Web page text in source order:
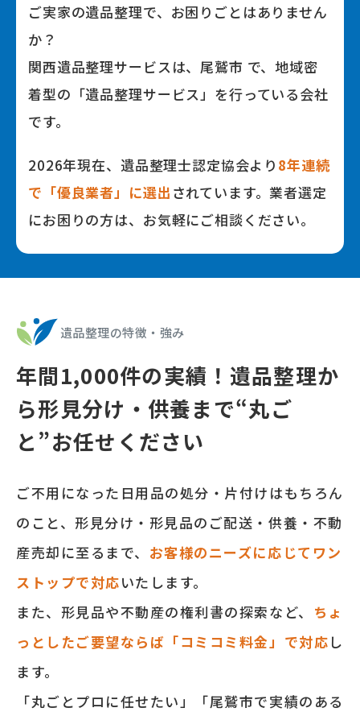
ご実家の遺品整理で、お困りごとはありません
か？
関⻄遺品整理サービスは、尾鷲市 で、地域密
着型の「遺品整理サービス」を⾏っている会社
です。
2026年現在、遺品整理⼠認定協会より 8年連続
で「優良業者」に選出 されています。業者選定
にお困りの⽅は、お気軽にご相談ください。
遺品整理の特徴‧強み
年間1,000件の実績！遺品整理か
ら形⾒分け‧供養まで“丸ご
と”お任せください
ご不⽤になった⽇⽤品の処分‧⽚付けはもちろん
のこと、形⾒分け‧形⾒品のご配送‧供養‧不動
産売却に⾄るまで、 お客様のニーズに応じてワン
ストップで対応いたします。
また、形⾒品や不動産の権利書の探索など、 ちょ
っとしたご要望ならば「コミコミ料⾦」で対応 し
ます。
「丸ごとプロに任せたい」「尾鷲市で実績のある